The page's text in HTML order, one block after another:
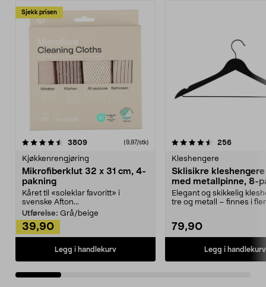
Sjekk prisen
3809anmeldelser(9,97/stk)
Kjøkkenrengjøring
Mikrofiberklut 32 x 31 cm, 4-
pakning
Kåret til «soleklar favoritt» i
svenske Afton...
Utførelse: Grå/beige
39,90
Legg i handlekurv
4.5av 5 stjerner 256
Kleshengere
Sklisikre
med metallpinne, 8-
Elegant og skikkelig
tre og metall – finnes i
79,90
Legg i handlekurv
4.5av 5 stjerner